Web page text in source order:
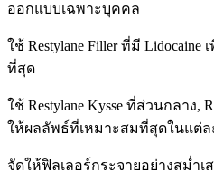
ออกแบบเฉพาะบุคคล
ใช้ Restylane Filler ที่มี
ที่สุด
ใช้ Restylane Kysse ที่ส่วนกลาง,
ให้ผลลัพธ์ที่เหมาะสมที่สุดในแต่ล
จัดให้ฟิลเลอร์กระจายอย่างสม่ำ